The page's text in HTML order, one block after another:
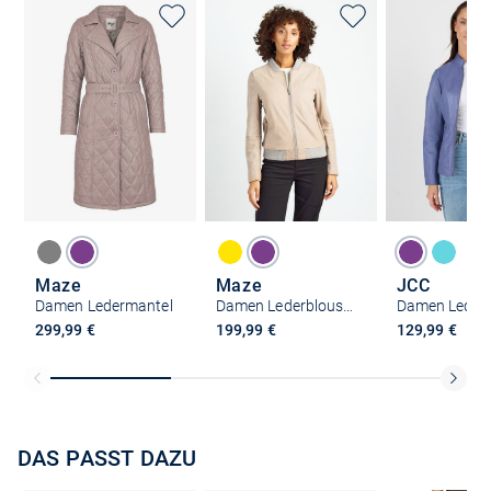
Maze
Damen Ledermantel
299,99 €
Maze
199,99 €
JCC
Damen
129,99 €
DAS PASST DAZU